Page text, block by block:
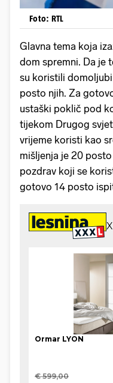
Foto: RTL
Glavna tema koja
dom spremni. Da je
su koristili
posto njih. Za
ustaški poklič pod
tijekom Drugog
vrijeme koristi kao
mišljenja je 20
pozdrav koji se
gotovo 14 posto